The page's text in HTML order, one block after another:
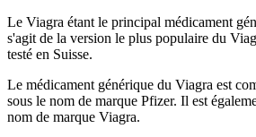
Le Viagra étant le principal médicament
s'agit de la version le plus populaire du
testé en Suisse.
Le médicament générique du Viagra est
sous le nom de marque Pfizer. Il est
nom de marque Viagra.